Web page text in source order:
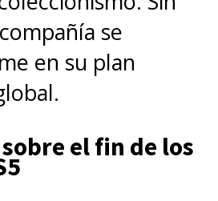
se
en su plan
el fin de los